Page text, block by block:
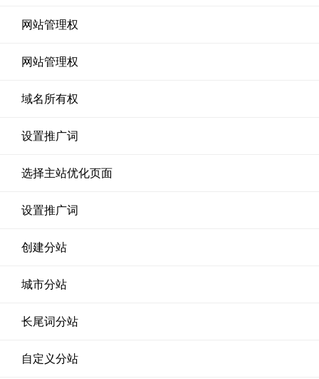
网站管理权
网站管理权
域名所有权
设置推广词
选择主站优化页面
设置推广词
创建分站
城市分站
长尾词分站
自定义分站